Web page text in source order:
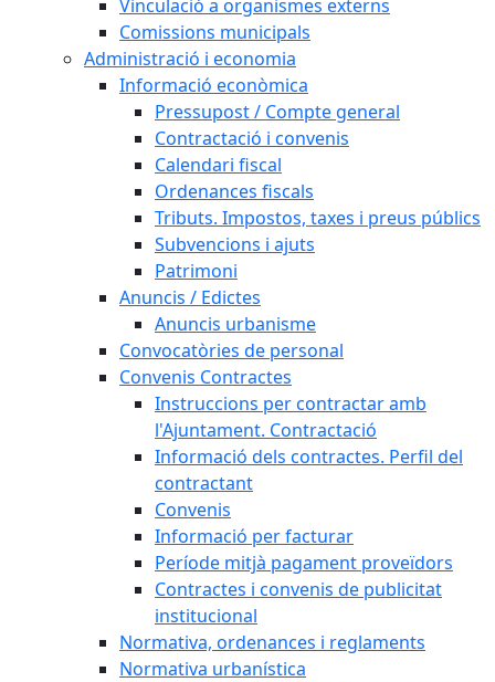
Vinculació a organismes externs
Comissions municipals
Administració i economia
Informació econòmica
Pressupost / Compte general
Contractació i convenis
Calendari fiscal
Ordenances fiscals
Tributs. Impostos, taxes i preus públics
Subvencions i ajuts
Patrimoni
Anuncis / Edictes
Anuncis urbanisme
Convocatòries de personal
Convenis Contractes
Instruccions per contractar amb
l'Ajuntament. Contractació
Informació dels contractes. Perfil del
contractant
Convenis
Informació per facturar
Període mitjà pagament proveïdors
Contractes i convenis de publicitat
institucional
Normativa, ordenances i reglaments
Normativa urbanística